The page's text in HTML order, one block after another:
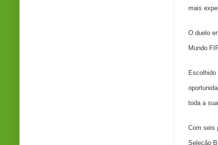
mais
O duelo
Mundo
toda a
Com seis
Seleção